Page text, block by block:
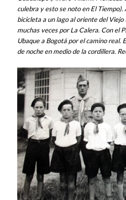
culebra y esto se noto en El
bicicleta a un lago al oriente del Viejo
muchas veces por La Calera. Con el
Ubaque a Bogotá por el camino real.
de noche en medio de la cordillera.